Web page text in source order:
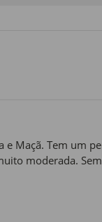
e Maçã. Tem um
moderada.